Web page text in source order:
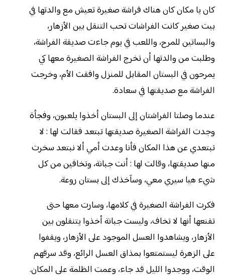
كان يا مكان كان هناك فراشة صغيرة تعيش مع والدتها في
بيت صغير كانت الفراشات تحب التنقل بين الأزهار،
والبساتين للمرح، واللعب في يوم جاءت صديقة الفراشة،
وطلبت من والدتها أن تخرج الفراشة الصغيرة معها كي
يمرحون في البستان المقابل للمنزل وافقت الأم، وخرجت
الفراشة مع صديقتها في سعادة.
عندما وصلتا الفراشتان إلى البستان أخذوا يلعبون، وفجأة
وجدت الفراشة الصغيرة صديقتها تبتعد فقالت لها : لا
تبتعدي عن هذا المكان فأنا وعدت أمي ألا نبتعد سخرت
منها صديقتها، وقالت لها : أنت جبانة، وتخافين من كل
شيء هيا سيري معي، وسآخذك إلى بستان روعة.
فكرت الفراشة الصغيرة في كلامها، وسارت معها حتى
تقنعها أنها لا تخاف، وليست جبانة أخذوا يتنقلون بين
الأزهار، ويشاهدوا العسل الموجود على الأزهار، ويقفوا
على الزهرة ليستمتعوا بمذاق العسل الرائع، وقد سرقهم
الوقت، ووجدوا الليل قد جاء، وعمت الظلمة على المكان.